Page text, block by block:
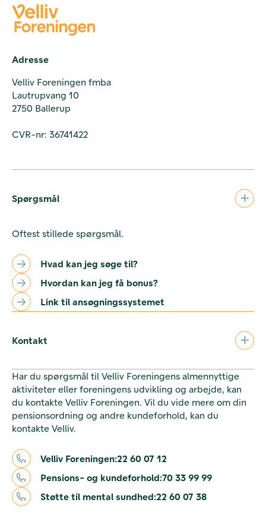
Adresse
Velliv Foreningen fmba
Lautrupvang 10
2750 Ballerup
CVR-nr: 36741422
Spørgsmål
Oftest stillede spørgsmål.
Hvad kan jeg søge til?
Hvordan kan jeg få bonus?
Link til ansøgningssystemet
Kontakt
Har du spørgsmål til Velliv Foreningens almennyttige
aktiviteter eller foreningens udvikling og arbejde, kan
du kontakte Velliv Foreningen. Vil du vide mere om din
pensionsordning og andre kundeforhold, kan du
kontakte Velliv.
Velliv Foreningen:22 60 07 12
Pensions- og kundeforhold:70 33 99 99
Støtte til mental sundhed:22 60 07 38